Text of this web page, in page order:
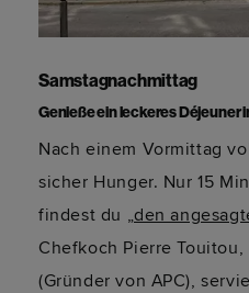
Samstagnachmittag
Genieße ein leckeres Déjeuner
Nach einem Vormittag
sicher Hunger. Nur 15
findest du „den
Chefkoch Pierre
(Gründer von APC),